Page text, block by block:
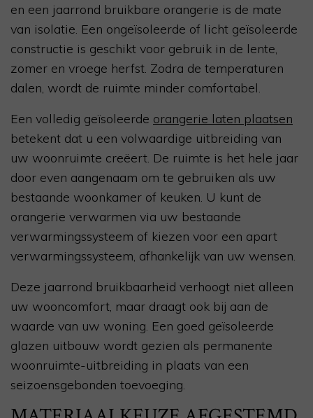
en een jaarrond bruikbare orangerie is de mate
van isolatie. Een ongeïsoleerde of licht geïsoleerde
constructie is geschikt voor gebruik in de lente,
zomer en vroege herfst. Zodra de temperaturen
dalen, wordt de ruimte minder comfortabel.
Een volledig geïsoleerde orangerie laten plaatsen
betekent dat u een volwaardige uitbreiding van
uw woonruimte creëert. De ruimte is het hele jaar
door even aangenaam om te gebruiken als uw
bestaande woonkamer of keuken. U kunt de
orangerie verwarmen via uw bestaande
verwarmingssysteem of kiezen voor een apart
verwarmingssysteem, afhankelijk van uw wensen.
Deze jaarrond bruikbaarheid verhoogt niet alleen
uw wooncomfort, maar draagt ook bij aan de
waarde van uw woning. Een goed geïsoleerde
glazen uitbouw wordt gezien als permanente
woonruimte-uitbreiding in plaats van een
seizoensgebonden toevoeging.